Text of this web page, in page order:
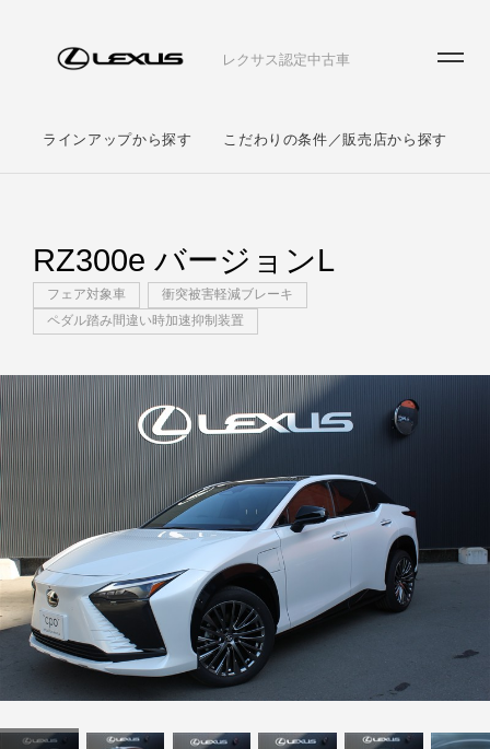
レクサス認定中古車
ラインアップから探す こだわりの条件／販売店から探す
RZ300e バージョンL
フェア対象車
衝突被害軽減ブレーキ
ペダル踏み間違い時加速抑制装置